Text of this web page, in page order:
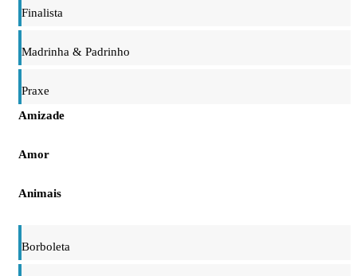
Finalista
Madrinha & Padrinho
Praxe
Amizade
Amor
Animais
Borboleta